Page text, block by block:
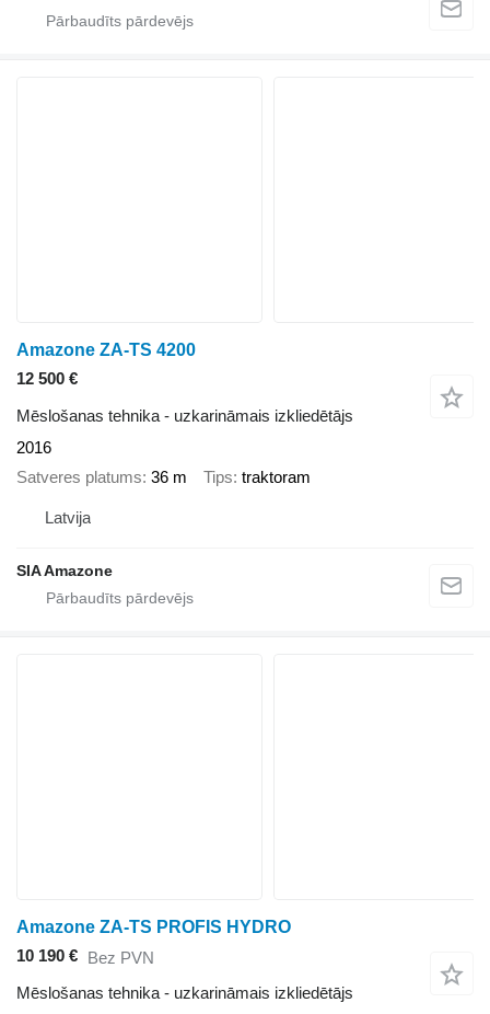
Amazone ZA-TS 4200
12 500 €
Mēslošanas tehnika - uzkarināmais izkliedētājs
2016
Satveres platums 36 m Tips traktoram
Latvija
SIA Amazone
Amazone ZA-TS PROFIS HYDRO
10 190 € Bez PVN
Mēslošanas tehnika - uzkarināmais izkliedētājs